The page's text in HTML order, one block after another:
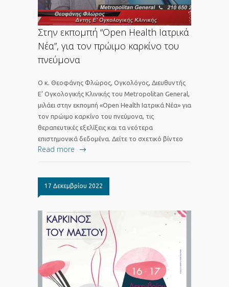
Στην εκπομπή “Open Health Ιατρικά
Νέα”, για τον πρώιμο καρκίνο του
πνεύμονα
Ο κ. Θεοφάνης Φλώρος, Ογκολόγος, Διευθυντής
Ε’ Ογκολογικής Κλινικής του Metropolitan General,
μιλάει στην εκπομπή «Open Health Ιατρικά Νέα» για
τον πρώιμο καρκίνο του πνεύμονα, τις
θεραπευτικές εξελίξεις και τα νεότερα
επιστημονικά δεδομένα. Δείτε το σχετικό βίντεο
Read more
17 Δεκεμβρίου 2022